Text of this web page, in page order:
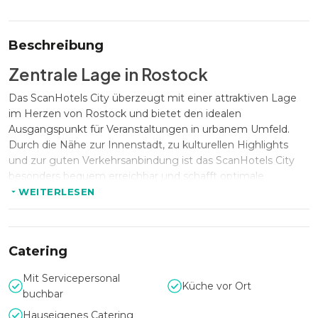
Beschreibung
Zentrale Lage in Rostock
Das ScanHotels City überzeugt mit einer attraktiven Lage
im Herzen von Rostock und bietet den idealen
Ausgangspunkt für Veranstaltungen in urbanem Umfeld.
Durch die Nähe zur Innenstadt, zu kulturellen Highlights
und zur guten Verkehrsanbindung ist das ScanHotels City
besonders bequem erreichbar und schafft optimale
Voraussetzungen für Events mit regionalen wie
überregionalen Gästen. Das ScanHotels City verbindet
Flexible Kapazitäten für Events
Das ScanHotels City bietet vielseitige Veranstaltungsflächen
WEITERLESEN
Catering
Mit Servicepersonal
buchbar
Küche vor Ort
Hauseigenes Catering